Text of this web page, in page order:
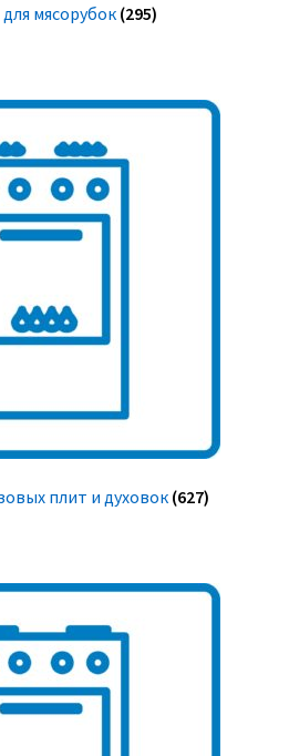
мясорубок (295)
плит и духовок (627)